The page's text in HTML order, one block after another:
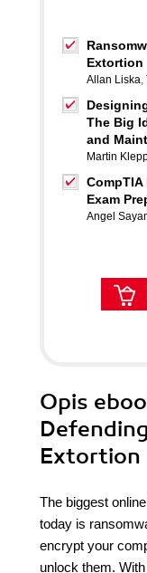
Extortion
Allan Liska,
The Big
and
Martin
Exam
Angel
Opis
Extortion
The biggest
today is
encrypt your
unlock them.